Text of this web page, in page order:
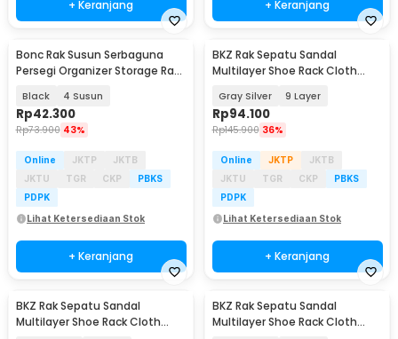
+ Keranjang + Keranjang
Baru
Bonc Rak Susun Serbaguna
Persegi Organizer Storage Rack
Black 4 Susun
Rp42.300
Rp73.900 43%
Online JKTP
JKTB
JKTU
TGR CKP
PBKS
PDPK
Lihat Ketersediaan Stok
+ Keranjang
BKZ Rak Sepatu Sandal
Multilayer Shoe Rack Cloth
Gray Silver 9 Layer
Rp94.100
Rp145.900 36%
Online JKTP
JKTB
JKTU
TGR CKP
PBKS
PDPK
Lihat Ketersediaan Stok
+ Keranjang
BKZ Rak Sepatu Sandal
Multilayer Shoe Rack Cloth
BKZ Rak Sepatu Sandal
Multilayer Shoe Rack Cloth